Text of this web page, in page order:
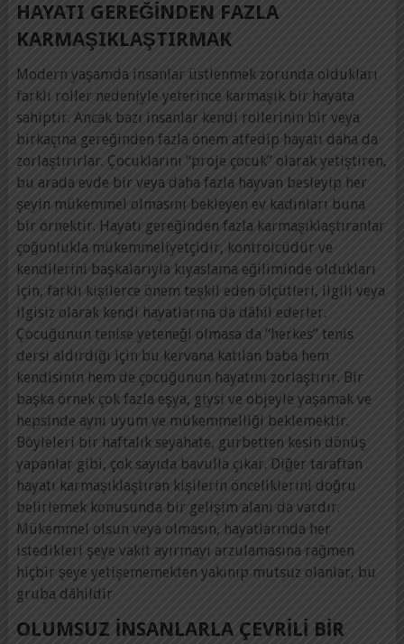
HAYATI GEREĞINDEN FAZLA
KARMAŞIKLAŞTIRMAK
Modern yaşamda insanlar üstlenmek zorunda oldukları
farklı roller nedeniyle yeterince karmaşık bir hayata
sahiptir. Ancak bazı insanlar kendi rollerinin bir veya
birkaçına gereğinden fazla önem atfedip hayatı daha da
zorlaştırırlar. Çocuklarını “proje çocuk” olarak yetiştiren,
bu arada evde bir veya daha fazla hayvan besleyip her
şeyin mükemmel olmasını bekleyen ev kadınları buna
bir örnektir. Hayatı gereğinden fazla karmaşıklaştıranlar
çoğunlukla mükemmeliyetçidir, kontrolcüdür ve
kendilerini başkalarıyla kıyaslama eğiliminde oldukları
için, farklı kişilerce önem teşkil eden ölçütleri, ilgili veya
ilgisiz olarak kendi hayatlarına da dâhil ederler.
Çocuğunun tenise yeteneği olmasa da “herkes” tenis
dersi aldırdığı için bu kervana katılan baba hem
kendisinin hem de çocuğunun hayatını zorlaştırır. Bir
başka örnek çok fazla eşya, giysi ve objeyle yaşamak ve
hepsinde aynı uyum ve mükemmelliği beklemektir.
Böyleleri bir haftalık seyahate, gurbetten kesin dönüş
yapanlar gibi, çok sayıda bavulla çıkar. Diğer taraftan
hayatı karmaşıklaştıran kişilerin önceliklerini doğru
belirlemek konusunda bir gelişim alanı da vardır.
Mükemmel olsun veya olmasın, hayatlarında her
istedikleri şeye vakit ayırmayı arzulamasına rağmen
hiçbir şeye yetişememekten yakınıp mutsuz olanlar, bu
gruba dâhildir
OLUMSUZ INSANLARLA ÇEVRILI BIR